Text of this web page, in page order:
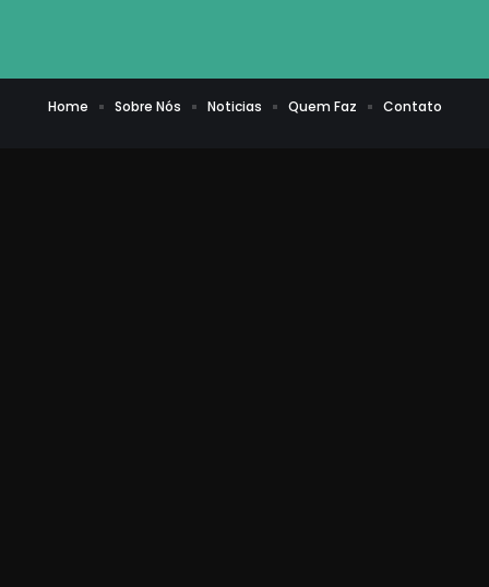
Home Sobre Nós Noticias Quem Faz Contato